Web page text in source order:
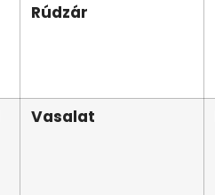
Rúdzár
Vasalat